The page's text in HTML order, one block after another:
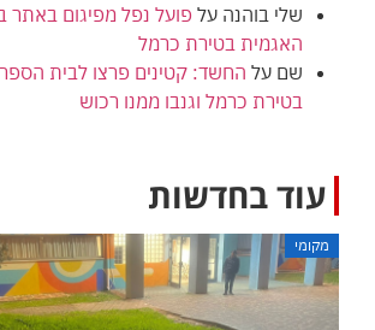
שלי בוהנה על פועל נפל מפיגום באתר
האגמית בטירת כרמל
שם על החשד: קטינים פרצו לבית
בטירת כרמל וגנבו ממנו רכוש
עוד בחדשות
מקומי